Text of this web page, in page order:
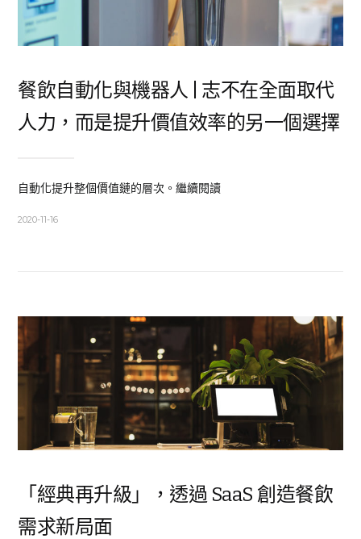
餐飲自動化與機器人 | 志不在全面取代
人力，而是提升價值效率的另一個選擇
自動化提升整個價值鏈的層次。繼續閱讀
2020-11-16
「經典再升級」，透過 SaaS 創造餐飲
需求新局面